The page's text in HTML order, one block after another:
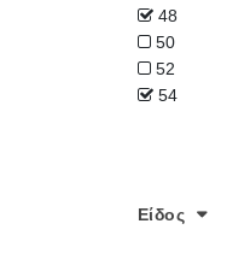
48
50
52
54
Είδος